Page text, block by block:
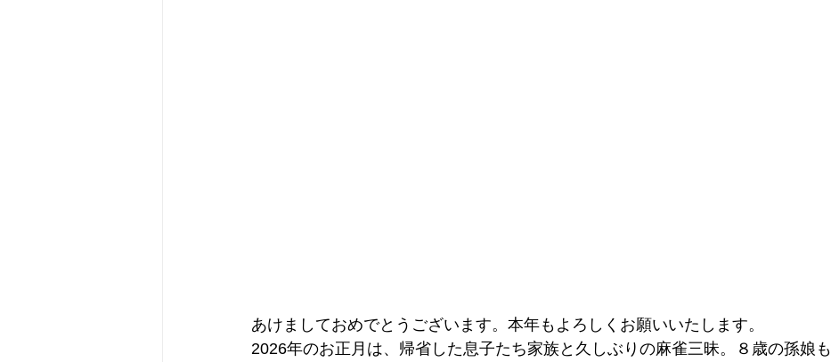
あけましておめでとうございます。本年もよろしくお願いいたします。
2026年のお正月は、帰省した息子たち家族と久しぶりの麻雀三昧。８歳の孫娘も